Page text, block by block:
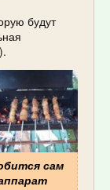
будут
сам